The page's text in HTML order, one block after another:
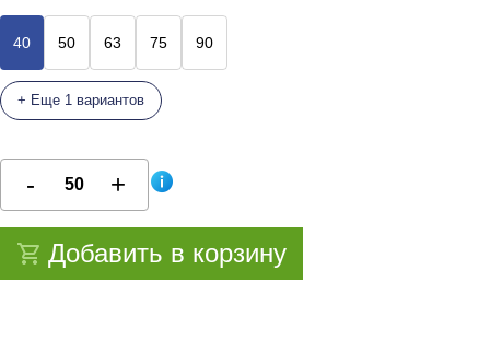
40 50 63 75 90
+ Еще 1 вариантов
Добавить в корзину